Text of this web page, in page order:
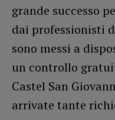
grande successo
dai professionisti
sono messi a
un controllo
Castel San
arrivate tante